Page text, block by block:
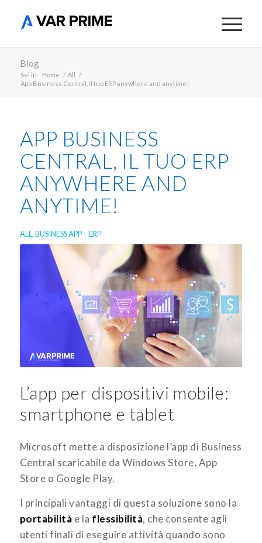
Blog
Sei in: Home / All /
App Business Central, il tuo ERP anywhere and anytime!
APP BUSINESS
CENTRAL, IL TUO ERP
ANYWHERE AND
ANYTIME!
ALL,BUSINESS APP – ERP
L’app per dispositivi mobile:
smartphone e tablet
Microsoft mette a disposizione l’app di Business
Central scaricabile da Windows Store, App
Store o Google Play.
I principali vantaggi di questa soluzione sono la
portabilità e la flessibilità, che consente agli
utenti finali di eseguire attività quando sono